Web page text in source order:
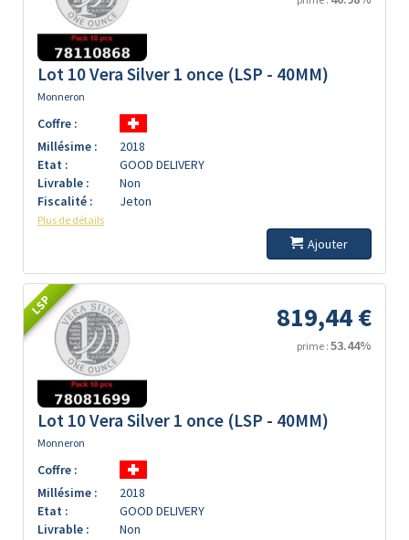
Lot 10 Vera Silver 1 once (LSP - 40MM)
Monneron
Coffre :
Millésime :
2018
Etat :
GOOD DELIVERY
Livrable :
Non
Fiscalité :
Jeton
Plus de détails
Ajouter
LSP 819,44 €
prime : 53.44%
Lot 10 Vera Silver 1 once (LSP - 40MM)
Monneron
Coffre :
Millésime :
2018
Etat :
GOOD DELIVERY
Livrable :
Non